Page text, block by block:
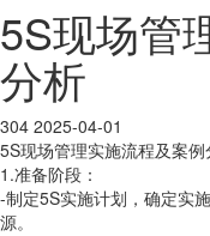
5S现场管
分析
304 2025-04-01
5S现场管理实施流程及案例
1.准备阶段：
-制定5S实施计划，确定实
源。